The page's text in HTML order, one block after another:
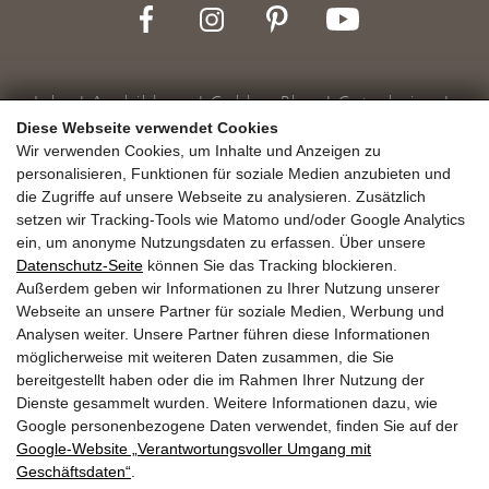
Diese Webseite verwendet Cookies
Wir verwenden Cookies, um Inhalte und Anzeigen zu
personalisieren, Funktionen für soziale Medien anzubieten und
die Zugriffe auf unsere Webseite zu analysieren. Zusätzlich
setzen wir Tracking-Tools wie Matomo und/oder Google Analytics
ein, um anonyme Nutzungsdaten zu erfassen. Über unsere
Datenschutz-Seite können Sie das Tracking blockieren.
Außerdem geben wir Informationen zu Ihrer Nutzung unserer
Webseite an unsere Partner für soziale Medien, Werbung und
Analysen weiter. Unsere Partner führen diese Informationen
möglicherweise mit weiteren Daten zusammen, die Sie
bereitgestellt haben oder die im Rahmen Ihrer Nutzung der
Dienste gesammelt wurden. Weitere Informationen dazu, wie
Google personenbezogene Daten verwendet, finden Sie auf der
Google‑Website „Verantwortungsvoller Umgang mit
Geschäftsdaten“
Jobs Ausbildung Golden.Blog
Gutscheine
Gold.Shop
Bewertungen
Guest.Mobility.Ticket
Newsletter Presse
Impressum Datenschutz AGB Suche
Website by